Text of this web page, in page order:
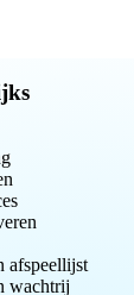
afspeellijst
wachtrij